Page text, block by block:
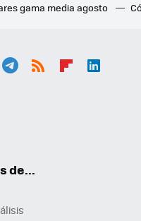
gama media agosto
de...